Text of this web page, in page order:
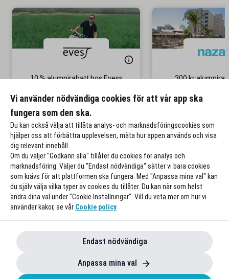
10 % alumnirabatt hos Evess
Till rabatten
300 kr
Gäller på sista
Vi använder nödvändiga cookies för att vår app ska
fungera som den ska.
Du kan också välja att tillåta analys- och marknadsföringscookies som
hjälper oss att förbättra upplevelsen, mäta hur appen används och visa
dig relevant innehåll.
Om du väljer "Godkänn alla" tillåter du cookies för analys och
marknadsföring. Väljer du "Endast nödvändiga" sätter vi bara cookies
som krävs för att plattformen ska fungera. Med "Anpassa mina val" kan
du själv välja vilka typer av cookies du tillåter. Du kan när som helst
ändra dina val under "Cookie Inställningar". Vill du veta mer om hur vi
använder kakor, se vår Cookie policy
Endast nödvändiga
Anpassa mina val